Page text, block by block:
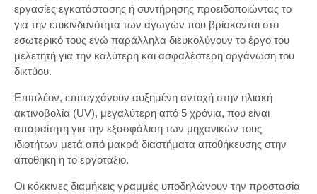
εργασίες εγκατάστασης ή συντήρησης προειδοποιώντας το
για την επικινδυνότητα των αγωγών που βρίσκονται στο
εσωτερικό τους ενώ παράλληλα διευκολύνουν το έργο του
μελετητή για την καλύτερη και ασφαλέστερη οργάνωση του
δικτύου.
Επιπλέον, επιτυγχάνουν αυξημένη αντοχή στην ηλιακή
ακτινοβολία (UV), μεγαλύτερη από 5 χρόνια, που είναι
απαραίτητη για την εξασφάλιση των μηχανικών τους
ιδιοτήτων μετά από μακρά διαστήματα αποθήκευσης στην
αποθήκη ή το εργοτάξιο.
Οι κόκκινες διαμήκεις γραμμές υποδηλώνουν την προστασία